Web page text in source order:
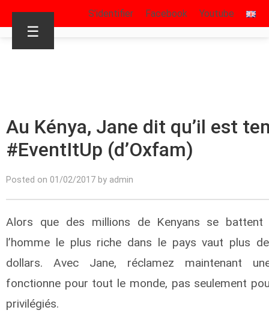
S’identifier Facebook Youtube
☰
Au Kénya, Jane dit qu’il est
#EventItUp (d’Oxfam)
Posted on 01/02/2017 by admin
Alors que des millions de Kenyans se battent
l’homme le plus riche dans le pays vaut plus
dollars. Avec Jane, réclamez maintenant
fonctionne pour tout le monde, pas seulement
privilégiés.